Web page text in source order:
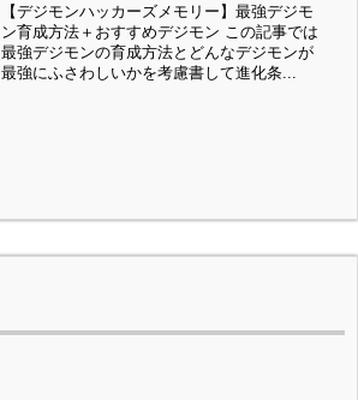
【デジモンハッカーズメモリー】最強デジモ
ン育成方法＋おすすめデジモン この記事では
最強デジモンの育成方法とどんなデジモンが
最強にふさわしいかを考慮書して進化条...